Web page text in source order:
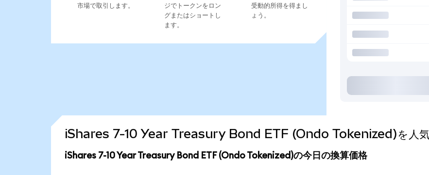
市場で取引します。
ジでトークンをロン
グまたはショートし
ます。
受動的所得を得まし
ょう。
iShares 7-10 Year Treasury Bond ETF (Ondo Tokenized)を人気
iShares 7-10 Year Treasury Bond ETF (Ondo Tokenized)の今日の換算価格